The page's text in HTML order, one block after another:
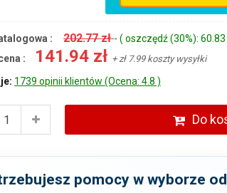
: 202.77 zł- ( oszczędź (30%): 60.83
:
141.94 zł + zł 7.99 koszty wysyłki
1739 opinii klientów (Ocena: 4.8 )
Do
pomocy w wyborze